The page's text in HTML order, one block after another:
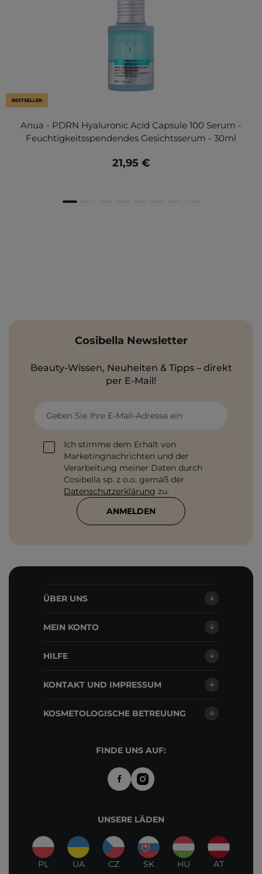
BESTSELLER
Anua - PDRN Hyaluronic Acid Capsule 100 Serum -
Feuchtigkeitsspendendes Gesichtsserum - 30ml
21,95 €
Cosibella Newsletter
Beauty-Wissen, Neuheiten & Tipps – direkt
per E-Mail!
Geben Sie Ihre E-Mail-Adresse ein
Ich stimme dem Erhalt von
Marketingnachrichten und der
Verarbeitung meiner Daten durch
Cosibella sp. z o.o. gemäß der
Datenschutzerklärung zu.
ANMELDEN
ÜBER UNS
MEIN KONTO
HILFE
KONTAKT UND IMPRESSUM
KOSMETOLOGISCHE BETREUUNG
FINDE UNS AUF:
UNSERE LÄDEN
PL UA CZ SK HU AT